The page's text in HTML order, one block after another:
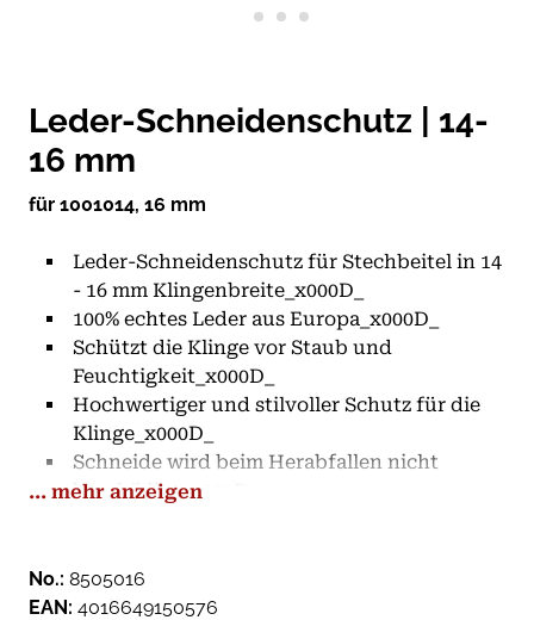
Leder-Schneidenschutz | 14-
16 mm
für 1001014, 16 mm
Leder-Schneidenschutz für Stechbeitel in 14
- 16 mm Klingenbreite_x000D_
100% echtes Leder aus Europa_x000D_
Schützt die Klinge vor Staub und
Feuchtigkeit_x000D_
Hochwertiger und stilvoller Schutz für die
Klinge_x000D_
Schneide wird beim Herabfallen nicht
beschädigt_x000D_
_x000D_
Hinweis: Leder ist ein natürliches Material -
... mehr anzeigen
No.: 8505016
EAN: 4016649150576